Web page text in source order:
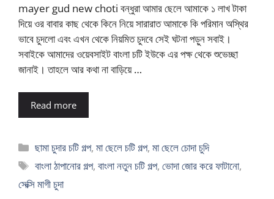
mayer gud new choti বন্ধুরা আমার ছেলে আমাকে ১ লাখ টাকা
দিয়ে ওর বাবার কাছ থেকে কিনে নিয়ে সারারাত আমাকে কি পরিমান অস্থির
ভাবে চুদলো এবং এখন থেকে নিয়মিত চুদবে সেই ঘটনা পড়ুন সবাই।
সবাইকে আমাদের ওয়েবসাইট বাংলা চটি ইউকে এর পক্ষ থেকে শুভেচ্ছা
জানাই। তাহলে আর কথা না বাড়িয়ে …
Read more
Categories
ছামা চুদার চটি গল্প,মা ছেলে চটি গল্প,মা ছেলে চোদা চুদি
Tags
বাংলা ঠাপানোর গল্প,বাংলা নতুন চটি গল্প,ভোদা জোর করে ফাটানো,
সেক্সি মাগী চুদা